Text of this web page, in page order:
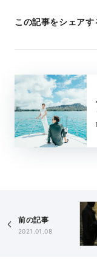
この記事をシェアす
前の記事
2021.01.08